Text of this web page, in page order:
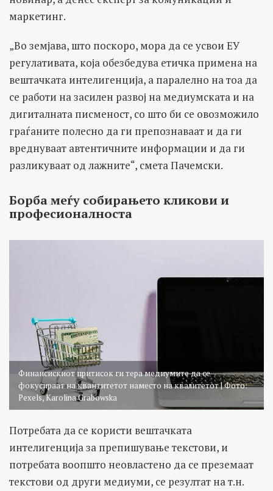
маркетинг.
„Во земјава, што поскоро, мора да се усвои ЕУ
регулативата, која обезбедува етичка примена на
вештачката интелигенција, а паралелно на тоа да
се работи на засилен развој на медиумската и на
дигиталната писменост, со што би се овозможило
граѓаните полесно да ги препознаваат и да ги
вреднуваат автентичните информации и да ги
разликуваат од лажните“, смета Пачемски.
Борба меѓу собирањето кликови и
професионалноста
Финансискиот притисок ги тера медиумите да се
фокусираат на квантитетот наместо на квалитетот | Фото:
Pexels, Karolina Grabowska
Потребата да се користи вештачката
интелигенција за препишување текстови, и
потребата воопшто неовластено да се преземаат
текстови од други медиуми, се резултат на т.н.